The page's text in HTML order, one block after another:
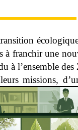
à franchir une
à l’ensemble
missions,